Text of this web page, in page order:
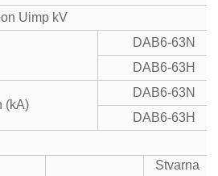
Uimp kV
DAB6-63N
DAB6-63H
(kA)
DAB6-63N
DAB6-63H
Stvarna